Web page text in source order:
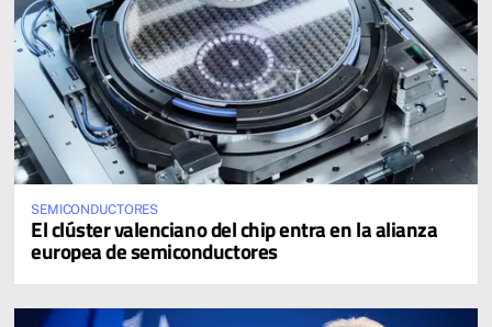
SEMICONDUCTORES
El clúster valenciano del chip entra en la alianza
europea de semiconductores